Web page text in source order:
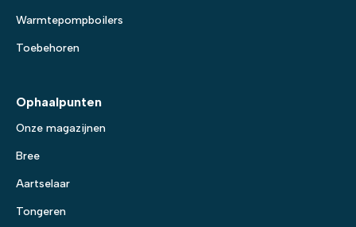
Warmtepompboilers
Toebehoren
Ophaalpunten
Onze magazijnen
Bree
Aartselaar
Tongeren